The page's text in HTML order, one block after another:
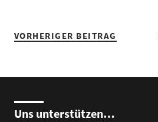
VORHERIGER BEITRAG
Uns unterstützen…